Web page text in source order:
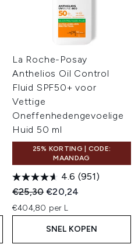
La Roche-Posay
Anthelios Oil Control
Fluid SPF50+ voor
Vettige
Oneffenhedengevoelige
Huid 50 ml
25% KORTING | CODE:
MAANDAG
4.6 (951)
Recommended Retail Price:
€25,30Huidige prijs:
€20,24
€404,80 per L
SNEL KOPEN